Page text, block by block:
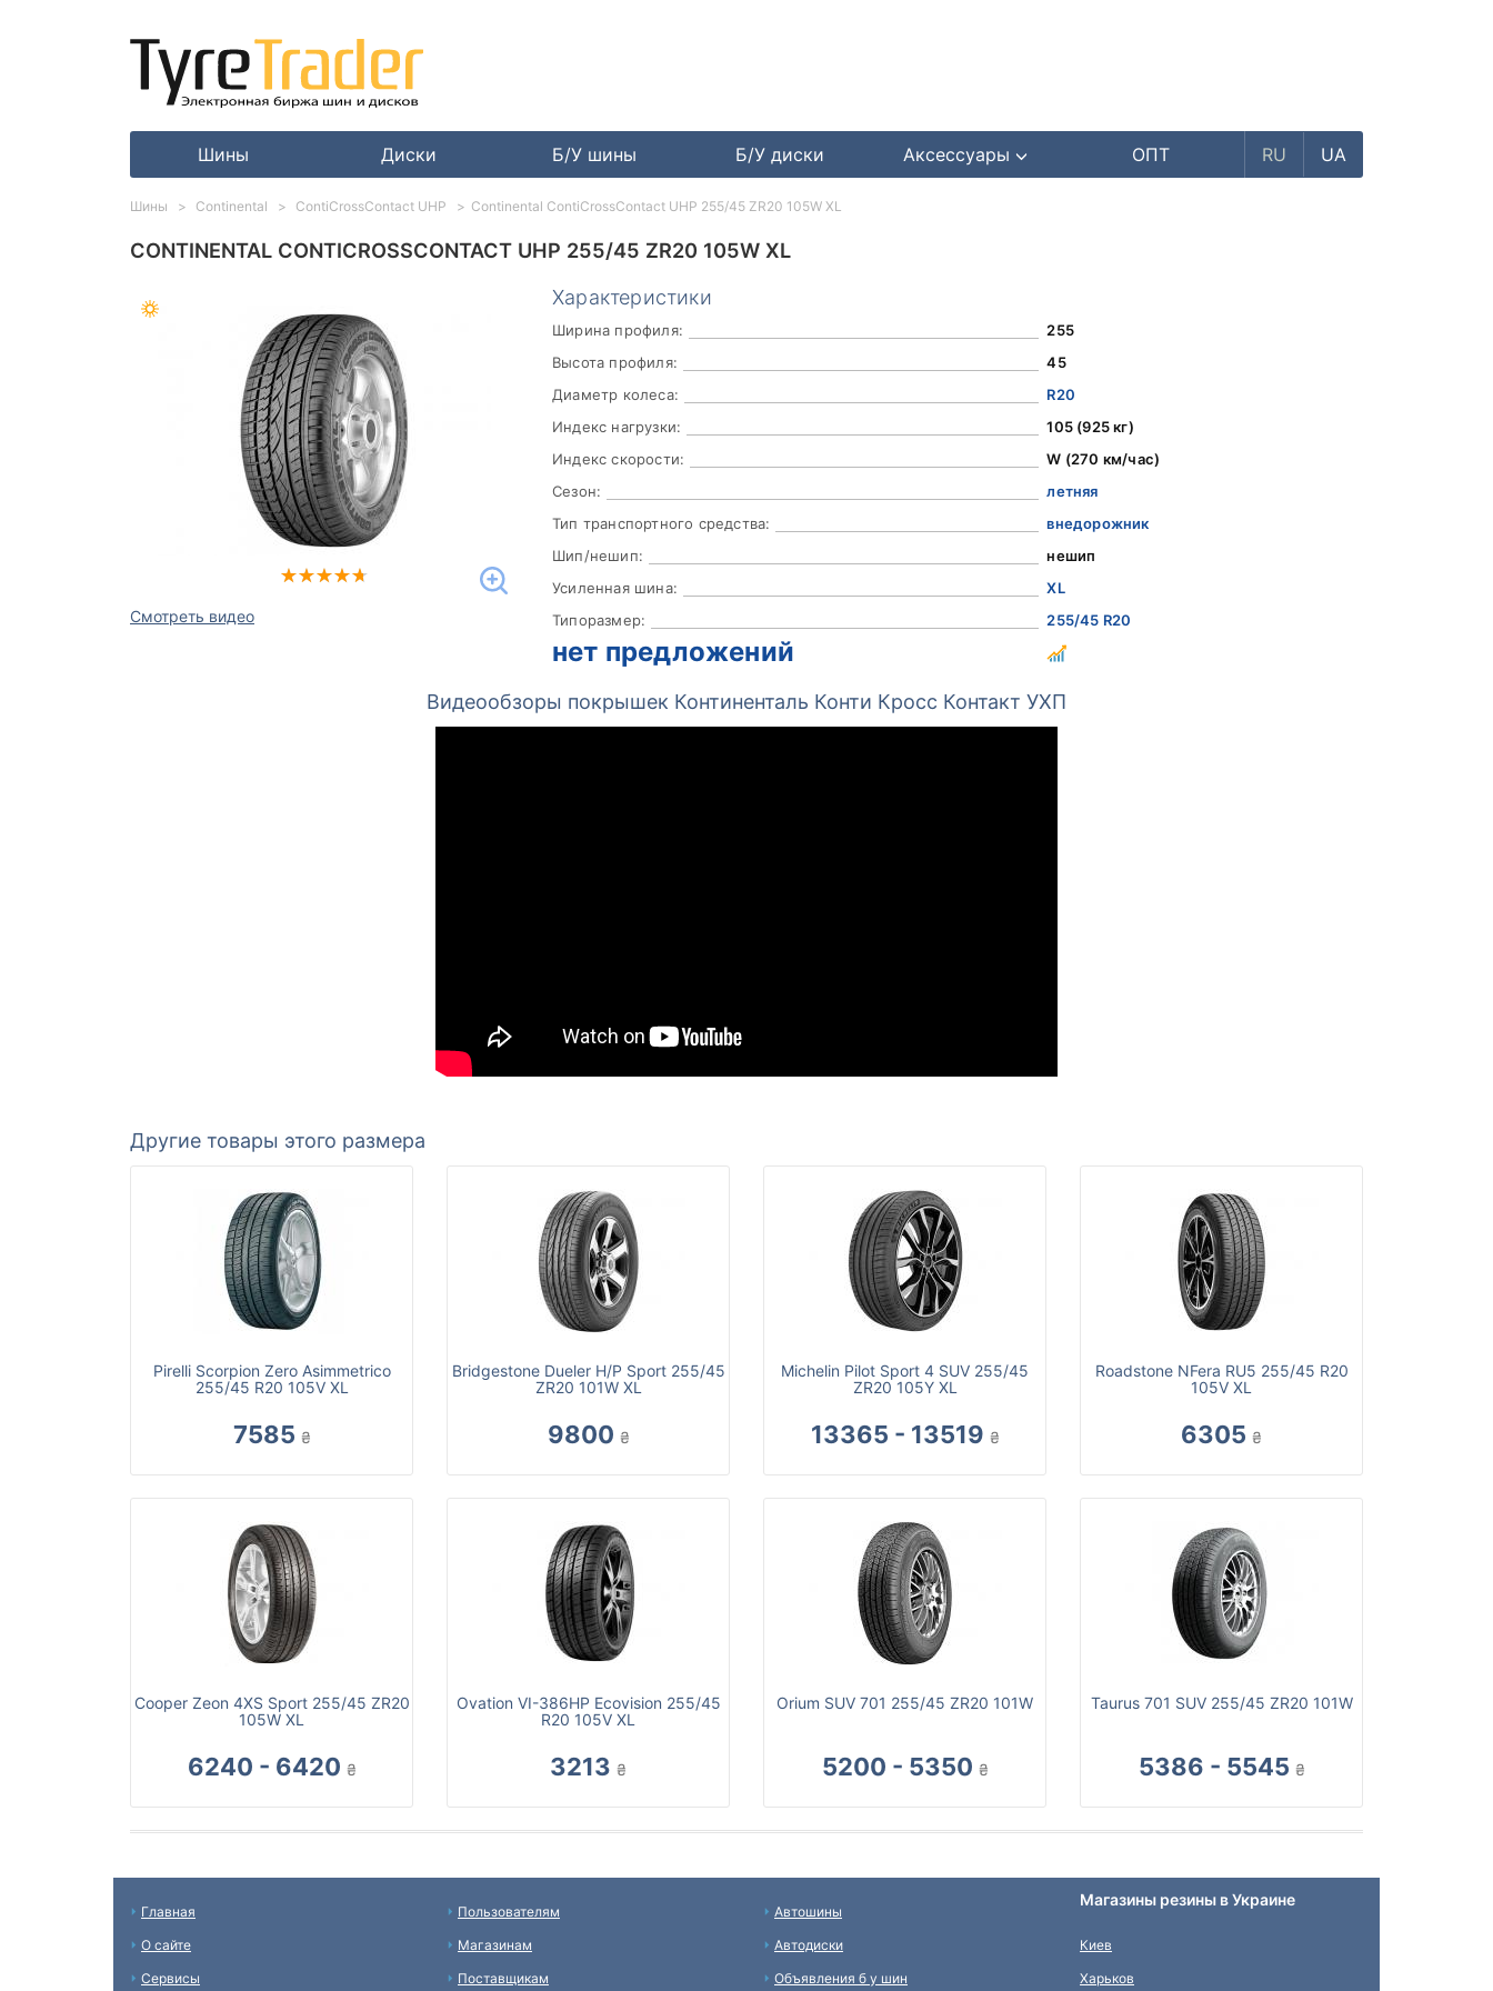
Шины Диски Б/У шины Б/У диски Аксессуары ОПТ RU UA
CONTINENTAL CONTICROSSCONTACT UHP 255/45 ZR20 105W XL
Смотреть видео
Характеристики
Ширина профиля:
255
Высота профиля:
45
Диаметр колеса:
R20
Индекс нагрузки:
105 (925 кг)
Индекс скорости:
W (270 км/час)
Сезон:
летняя
Тип транспортного средства:
внедорожник
Шип/нешип:
нешип
Усиленная шина:
XL
Типоразмер:
255/45 R20
нет предложений
Видеообзоры покрышек Континенталь Конти Кросс Контакт УХП
Другие товары этого размера
Pirelli Scorpion Zero Asimmetrico
255/45 R20 105V XL
7585 ₴
Bridgestone Dueler H/P Sport 255/45
ZR20 101W XL
9800 ₴
Michelin Pilot Sport 4 SUV 255/45
ZR20 105Y XL
13365 - 13519 ₴
Roadstone NFera RU5 255/45 R20
105V XL
6305 ₴
Cooper Zeon 4XS Sport 255/45 ZR20
105W XL
6240 - 6420 ₴
Ovation VI-386HP Ecovision 255/45
R20 105V XL
3213 ₴
Orium SUV 701 255/45 ZR20 101W
5200 - 5350 ₴
Taurus 701 SUV 255/45 ZR20 101W
5386 - 5545 ₴
Шины Continental ContiCrossContact UHP Continental ContiCrossContact UHP 255/45 ZR20 105W XL
Главная
О сайте
Сервисы
Пользователям
Магазинам
Поставщикам
Автошины
Автодиски
Объявления б у шин
Магазины резины в Украине
Киев
Харьков